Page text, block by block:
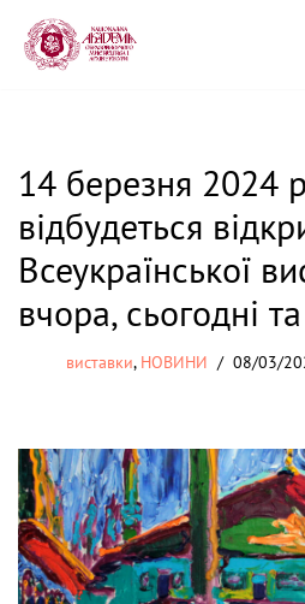
Перейти
14 березня 2024
відбудеться
Всеукраїнської
вчора, сьогодні
виставки, НОВИНИ 08/03/